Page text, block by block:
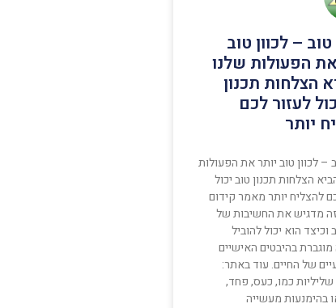
טוב – לכוון טוב
הפעולות שלנו
הצלחות תכנון
לעזור לכם
יותר
– לכוון טוב יותר את הפעולות
הצלחות תכנון טוב יכול
להצליח יותר מאמר קידום
מדגיש את החשיבות של
וכיצד הוא יכול להוביל
בהיבטים האישיים
של החיים. עוד באתר:
כמו, כעס, פחד,
בהימנעות מעשייה